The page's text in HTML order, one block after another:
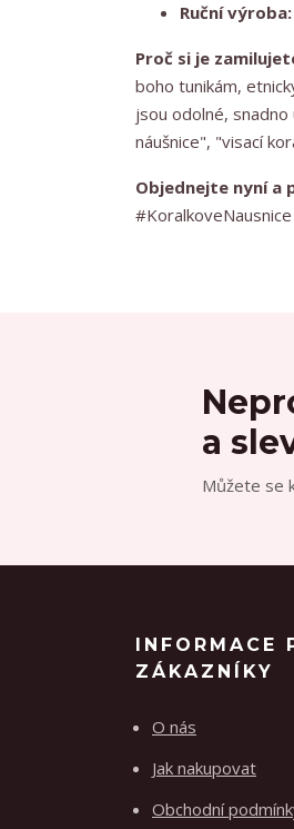
Ruční výroba:
Proč si je
boho tunikám,
jsou odolné,
náušnice", "visací
Objednejte nyní a
a
Můžete se
INFORMACE
ZÁKAZNÍKY
O nás
Jak nakupovat
Obchodní